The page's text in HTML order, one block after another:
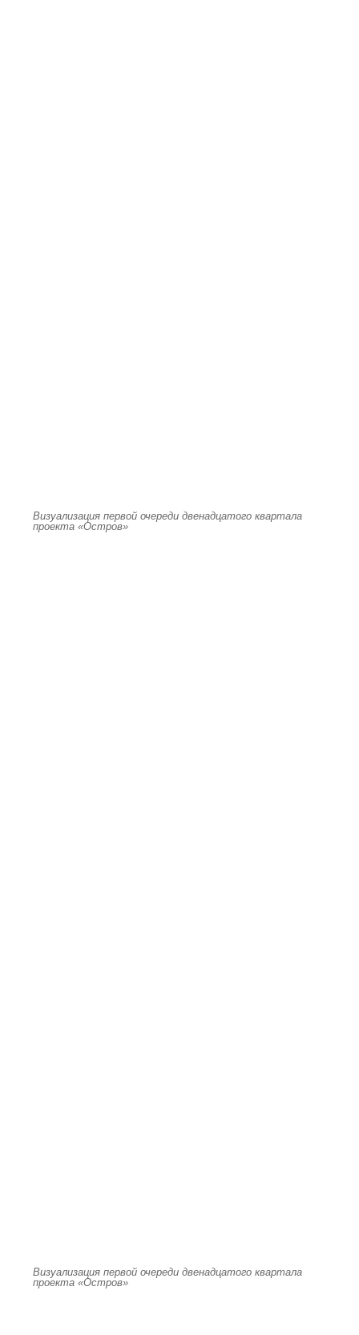
Визуализация первой очереди двенадцатого квартала
проекта «Остров»
Визуализация первой очереди двенадцатого квартала
проекта «Остров»